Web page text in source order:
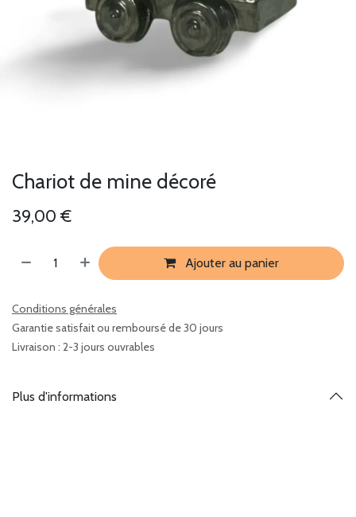
Chariot de mine décoré
39,00 €
Ajouter au panier
Conditions générales
Garantie satisfait ou remboursé de 30 jours
Livraison : 2-3 jours ouvrables
Plus d'informations